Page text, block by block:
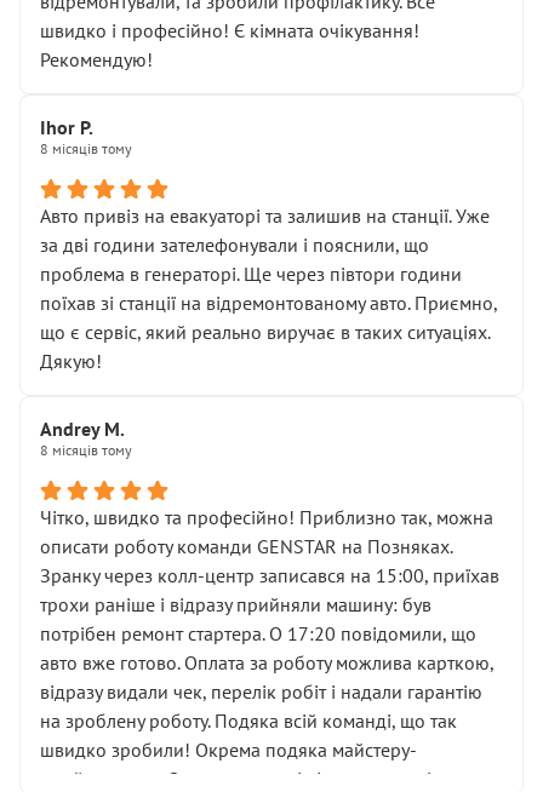
лише підтвердило мою правоту.
Але головне — я виїжджаю з боксу, і скрип у гальмах
залишився таким самим, як і був. Тобто оплачена
Далі ситуація тільки погіршилась:
• сказали, що тепер “потрібно знімати колеса”
• що біля авто стояти вже не можна
• почали озвучувати купу додаткових робіт без
чіткого пояснення
( ну все зняли та доробили) дякую!
Окремий момент, який виглядає абсурдно:
мені заявили, що бачок гальмівної рідини потрібно
міняти разом із головним гальмівним циліндром у
Для людини, яка хоча б трохи розуміється на техніці,
це звучить як мінімум непрофесійно, а як максимум —
спроба продати дорогий вузол замість елементарних
ущільнювачів.
Що прикро — це не перший мій візит. Раніше міняв у
вас стартер, і тоді сервіс наче справив хороше
враження. Але згодом знайшов декілька гайок під
лобовим склом. Мені пояснили, що це “старі гайки, які
відкручували”, і попросили не хвилюватися. ( надіюсь
новий власник, не застяг в полі))
Але після нинішнього візиту такі дрібниці вже не
здаються дрібницями.
Я — клієнт, який працює на довірі, і саме її цей сервіс
швидко і професійно! Є кімната очікування!
Рекомендую!
Ihor P.
8 місяців тому
Авто привіз на евакуаторі та залишив на станції. Уже
за дві години зателефонували і пояснили, що
проблема в генераторі. Ще через півтори години
поїхав зі станції на відремонтованому авто. Приємно,
що є сервіс, який реально виручає в таких ситуаціях.
Дякую!
Andrey M.
8 місяців тому
Чітко, швидко та професійно! Приблизно так, можна
описати роботу команди GENSTAR на Позняках.
Зранку через колл-центр записався на 15:00, приїхав
трохи раніше і відразу прийняли машину: був
потрібен ремонт стартера. О 17:20 повідомили, що
авто вже готово. Оплата за роботу можлива карткою,
відразу видали чек, перелік робіт і надали гарантію
на зроблену роботу. Подяка всій команді, що так
швидко зробили! Окрема подяка майстеру-
приймальнику Олександру: всі чітко та по суті.